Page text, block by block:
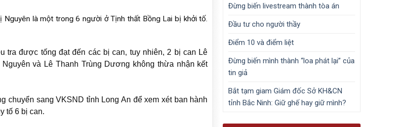
Nguyên là một trong 6 người ở Tịnh thất Bồng Lai bị khởi tố.
tra được tống đạt đến các bị can, tuy nhiên, 2 bị can Lê
Nguyên và Lê Thanh Trùng Dương không thừa nhận kết
chuyển sang VKSND tỉnh Long An để xem xét ban hành
tố 6 bị can.
Đừng biến livestream thành tòa án
Đầu tư cho người thầy
Điểm 10 và điểm liệt
Đừng biến mình thành “loa phát lại” của
tin giả
Bắt tạm giam Giám đốc Sở KH&CN
tỉnh Bắc Ninh: Giữ ghế hay giữ mình?